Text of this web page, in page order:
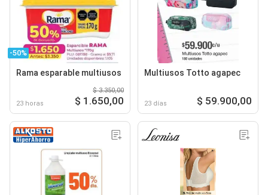
-50%
Rama esparable multiusos
23 horas
$ 3.350,00
$ 1.650,00
Multiusos Totto agapec
23 días $ 59.900,00